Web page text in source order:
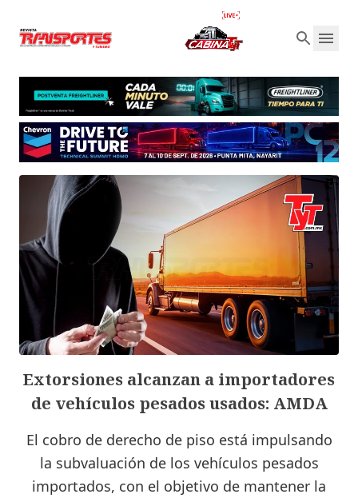
Extorsiones alcanzan a importadores
de vehículos pesados usados: AMDA
El cobro de derecho de piso está impulsando
la subvaluación de los vehículos pesados
importados, con el objetivo de mantener la